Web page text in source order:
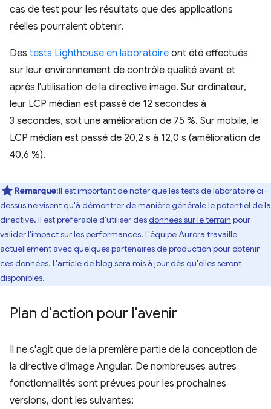
cas de test pour les résultats que des applications
réelles pourraient obtenir.
Des tests Lighthouse en laboratoire ont été effectués
sur leur environnement de contrôle qualité avant et
après l'utilisation de la directive image. Sur ordinateur,
leur LCP médian est passé de 12 secondes à
3 secondes, soit une amélioration de 75 %. Sur mobile, le
LCP médian est passé de 20,2 s à 12,0 s (amélioration de
40,6 %).
Remarque:Il est important de noter que les tests de laboratoire ci-
dessus ne visent qu'à démontrer de manière générale le potentiel de la
directive. Il est préférable d'utiliser desdonnées sur le terrain pour
valider l'impact sur les performances. L'équipe Aurora travaille
actuellement avec quelques partenaires de production pour obtenir
ces données. L'article de blog sera mis à jour dès qu'elles seront
disponibles.
Plan d'action pour l'avenir
Il ne s'agit que de la première partie de la conception de
la directive d'image Angular. De nombreuses autres
fonctionnalités sont prévues pour les prochaines
versions, dont les suivantes: